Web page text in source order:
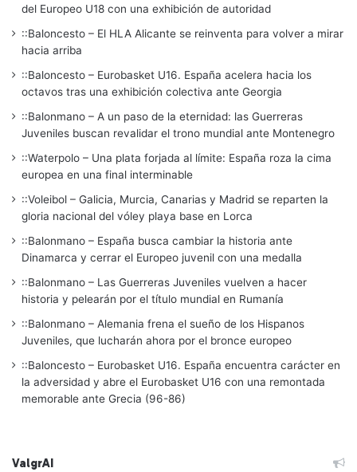
del Europeo U18 con una exhibición de autoridad
::Baloncesto – El HLA Alicante se reinventa para volver a mirar
hacia arriba
::Baloncesto – Eurobasket U16. España acelera hacia los
octavos tras una exhibición colectiva ante Georgia
::Balonmano – A un paso de la eternidad: las Guerreras
Juveniles buscan revalidar el trono mundial ante Montenegro
::Waterpolo – Una plata forjada al límite: España roza la cima
europea en una final interminable
::Voleibol – Galicia, Murcia, Canarias y Madrid se reparten la
gloria nacional del vóley playa base en Lorca
::Balonmano – España busca cambiar la historia ante
Dinamarca y cerrar el Europeo juvenil con una medalla
::Balonmano – Las Guerreras Juveniles vuelven a hacer
historia y pelearán por el título mundial en Rumanía
::Balonmano – Alemania frena el sueño de los Hispanos
Juveniles, que lucharán ahora por el bronce europeo
::Baloncesto – Eurobasket U16. España encuentra carácter en
la adversidad y abre el Eurobasket U16 con una remontada
memorable ante Grecia (96-86)
ValgrAI